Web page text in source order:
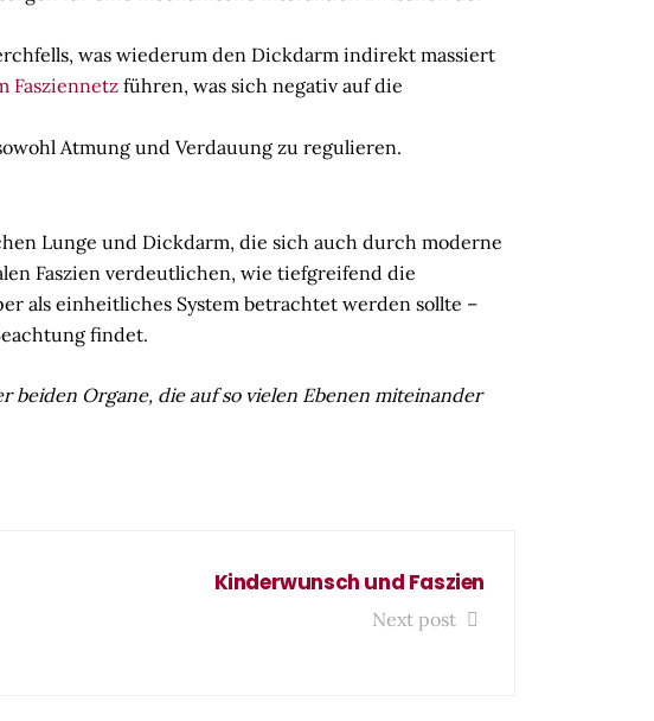
was wiederum den Dickdarm indirekt massiert
Fasziennetz führen, was sich negativ auf die
Atmung und Verdauung zu regulieren.
Lunge und Dickdarm, die sich auch durch moderne
Faszien verdeutlichen, wie tiefgreifend die
als einheitliches System betrachtet werden sollte –
findet.
beiden Organe, die auf so vielen Ebenen miteinander
Kinderwunsch und Faszien
Next post